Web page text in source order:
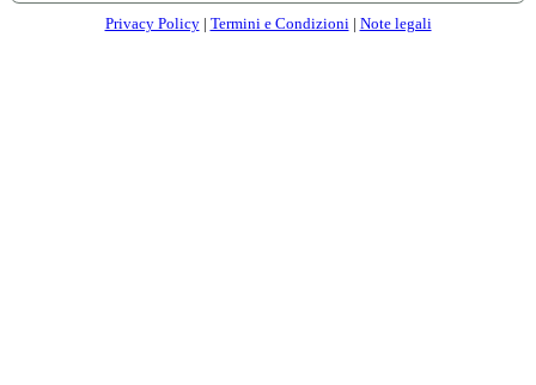
Privacy Policy| Termini e Condizioni| Note legali